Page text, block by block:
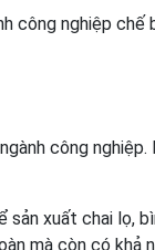
công nghiệp chế
công
xuất chai lọ,
mà còn có khả